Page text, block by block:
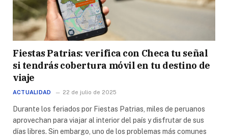
Fiestas Patrias: verifica con Checa tu señal
si tendrás cobertura móvil en tu destino de
viaje
ACTUALIDAD 22 de julio de 2025
Durante los feriados por Fiestas Patrias, miles de peruanos
aprovechan para viajar al interior del país y disfrutar de sus
días libres. Sin embargo, uno de los problemas más comunes